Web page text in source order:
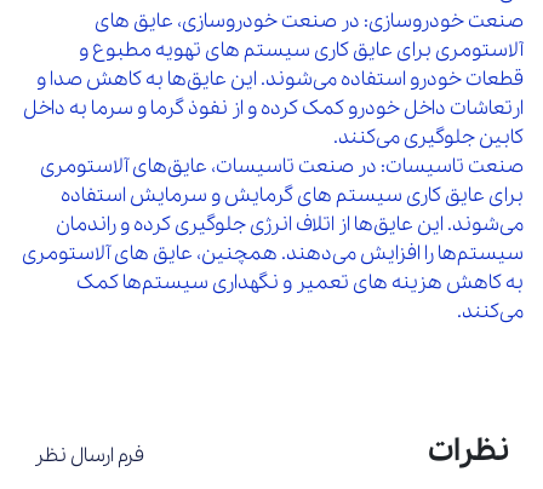
صنعت خودروسازی: در صنعت خودروسازی، عایق‌ های
آلاستومری برای عایق‌ کاری سیستم‌ های تهویه مطبوع و
قطعات خودرو استفاده می‌شوند. این عایق‌ها به کاهش صدا و
ارتعاشات داخل خودرو کمک کرده و از نفوذ گرما و سرما به داخل
کابین جلوگیری می‌کنند.
صنعت تاسیسات: در صنعت تاسیسات، عایق‌های آلاستومری
برای عایق‌ کاری سیستم‌ های گرمایش و سرمایش استفاده
می‌شوند. این عایق‌ها از اتلاف انرژی جلوگیری کرده و راندمان
سیستم‌ها را افزایش می‌دهند. همچنین، عایق‌ های آلاستومری
به کاهش هزینه‌ های تعمیر و نگهداری سیستم‌ها کمک
می‌کنند.
نظرات فرم ارسال نظر